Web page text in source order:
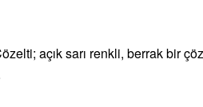
açık sarı renkli, berrak bir